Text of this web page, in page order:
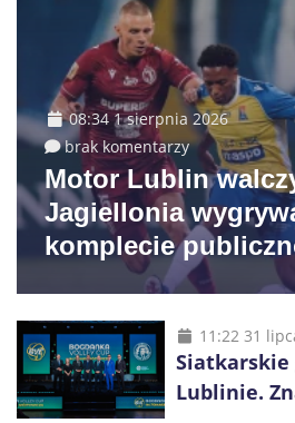
08:34 1 sierpnia 2026
brak komentarzy
Motor Lublin
Jagiellonia
komplecie
11:22 31
Siatkarskie
Lublinie.